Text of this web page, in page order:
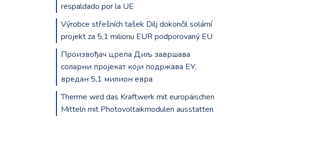
respaldado por la UE
Výrobce střešních tašek Dilj dokončil solární
projekt za 5,1 milionu EUR podporovaný EU
Произвођач црепа Диљ завршава
соларни пројекат који подржава ЕУ,
вредан 5,1 милион евра
Therme wird das Kraftwerk mit europäischen
Mitteln mit Photovoltaikmodulen ausstatten